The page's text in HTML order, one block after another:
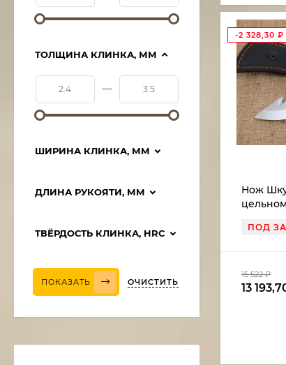
-2 328,30 ₽
Нож
ПОД
15 522₽
13
ТОЛЩИНА КЛИНКА, ММ
—
ШИРИНА КЛИНКА, ММ
ДЛИНА РУКОЯТИ, ММ
ТВЁРДОСТЬ КЛИНКА, HRC
ПОКАЗАТЬ ОЧИСТИТЬ